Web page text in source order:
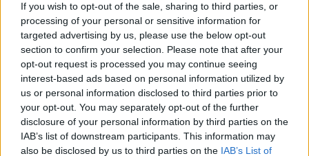
If you wish to opt-out of the sale, sharing to third parties, or
processing of your personal or sensitive information for
targeted advertising by us, please use the below opt-out
section to confirm your selection. Please note that after your
opt-out request is processed you may continue seeing
interest-based ads based on personal information utilized by
us or personal information disclosed to third parties prior to
your opt-out. You may separately opt-out of the further
disclosure of your personal information by third parties on the
IAB’s list of downstream participants. This information may
also be disclosed by us to third parties on the IAB’s List of
Google
4.8
Basato su 408 reviews
Powered byLocalImpact
Garanzia di due annisui prodotti usati, verificati dal